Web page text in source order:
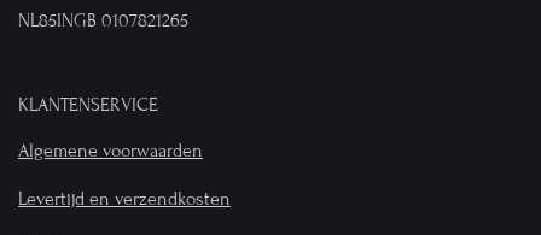
NL85INGB 0107821265
KLANTENSERVICE
Algemene voorwaarden
Levertijd en verzendkosten